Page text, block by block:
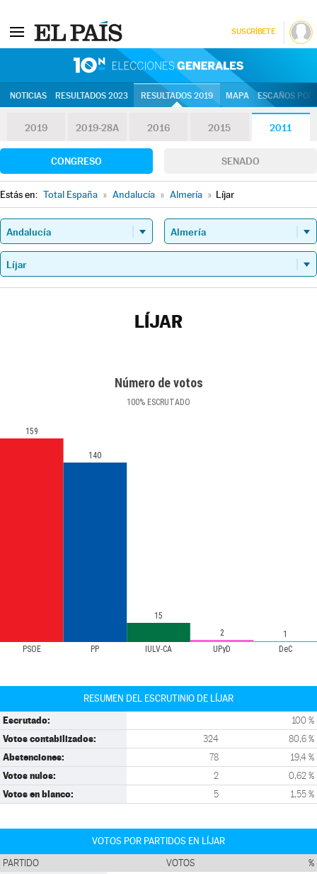
SUSCRÍBETE
NOTICIAS RESULTADOS 2023 RESULTADOS 2019 MAPA ESCAÑOS
2019 2019-28A 2016 2015 2011
CONGRESO SENADO
Estás en: Total España » Andalucía » Almería » Líjar
LÍJAR
Número de votos
100% ESCRUTADO
PSOE PP IULV-CA UPyD DeC
159
140
15
2
1
RESUMEN DEL ESCRUTINIO DE LÍJAR
Escrutado: 100 %
Votos contabilizados: 324 80,6 %
Abstenciones: 78 19,4 %
Votos nulos: 2 0,62 %
Votos en blanco: 5 1,55 %
VOTOS POR PARTIDOS EN LÍJAR
PARTIDO VOTOS %